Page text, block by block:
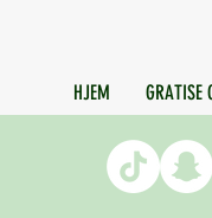
HJEM GRATISE